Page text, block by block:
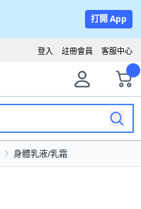
打開 App
客服中心
註冊會員
登入
身體乳液/乳霜